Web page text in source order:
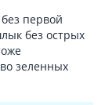
первой
без острых
зеленных